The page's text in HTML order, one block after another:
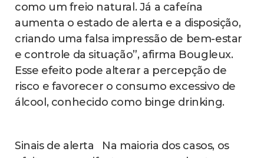
como um freio natural. Já a cafeína
aumenta o estado de alerta e a disposição,
criando uma falsa impressão de bem-estar
e controle da situação”, afirma Bougleux.
Esse efeito pode alterar a percepção de
risco e favorecer o consumo excessivo de
álcool, conhecido como binge drinking.
Sinais de alerta Na maioria dos casos, os